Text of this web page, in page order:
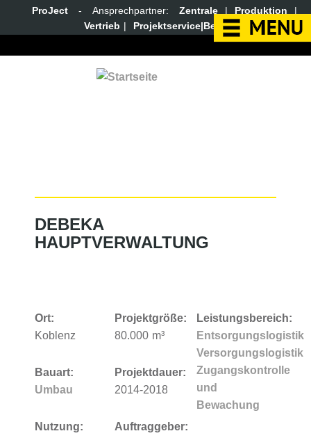
Direkt zum Inhalt
ProJect - Ansprechpartner: Zentrale | Produktion |
Vertrieb | Projektservice|Bereichscontrolling
DEBEKA
HAUPTVERWALTUNG
Ort:
Koblenz
Bauart:
Umbau
Nutzung:
Projektgröße:
80.000 m³
Projektdauer:
2014 2018.00
Auftraggeber:
Leistungsbereich:
Entsorgungslogistik
Versorgungslogistik
Zugangskontrolle
und
Bewachung